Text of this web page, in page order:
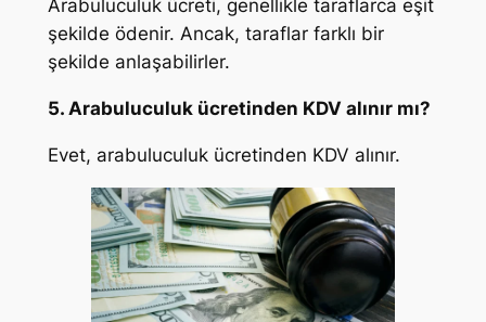
Arabuluculuk ücreti, genellikle taraflarca eşit
şekilde ödenir. Ancak, taraflar farklı bir
şekilde anlaşabilirler.
5. Arabuluculuk ücretinden KDV alınır mı?
Evet, arabuluculuk ücretinden KDV alınır.